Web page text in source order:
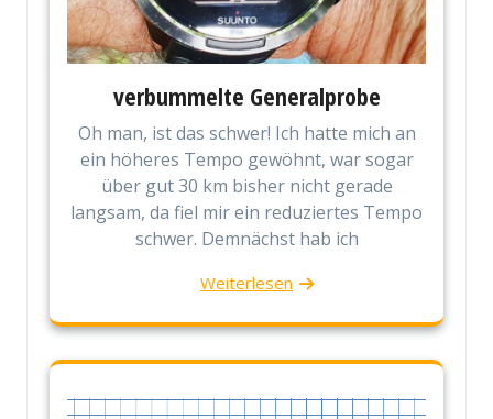
verbummelte Generalprobe
Oh man, ist das schwer! Ich hatte mich an
ein höheres Tempo gewöhnt, war sogar
über gut 30 km bisher nicht gerade
langsam, da fiel mir ein reduziertes Tempo
schwer. Demnächst hab ich
Weiterlesen